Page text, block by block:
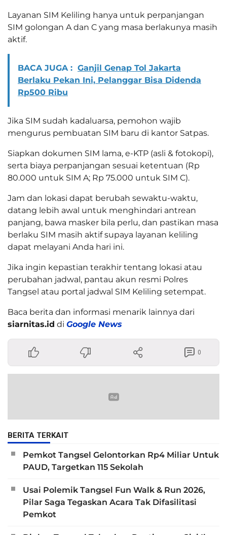
Layanan SIM Keliling hanya untuk perpanjangan
SIM golongan A dan C yang masa berlakunya masih
aktif.
BACA JUGA : Ganjil Genap Tol Jakarta
Berlaku Pekan Ini, Pelanggar Bisa Didenda
Rp500 Ribu
Jika SIM sudah kadaluarsa, pemohon wajib
mengurus pembuatan SIM baru di kantor Satpas.
Siapkan dokumen SIM lama, e-KTP (asli & fotokopi),
serta biaya perpanjangan sesuai ketentuan (Rp
80.000 untuk SIM A; Rp 75.000 untuk SIM C).
Jam dan lokasi dapat berubah sewaktu-waktu,
datang lebih awal untuk menghindari antrean
panjang, bawa masker bila perlu, dan pastikan masa
berlaku SIM masih aktif supaya layanan keliling
dapat melayani Anda hari ini.
Jika ingin kepastian terakhir tentang lokasi atau
perubahan jadwal, pantau akun resmi Polres
Tangsel atau portal jadwal SIM Keliling setempat.
Baca berita dan informasi menarik lainnya dari
siarnitas.id di Google News
0
BERITA TERKAIT
Pemkot Tangsel Gelontorkan Rp4 Miliar Untuk
PAUD, Targetkan 115 Sekolah
Usai Polemik Tangsel Fun Walk & Run 2026,
Pilar Saga Tegaskan Acara Tak Difasilitasi
Pemkot